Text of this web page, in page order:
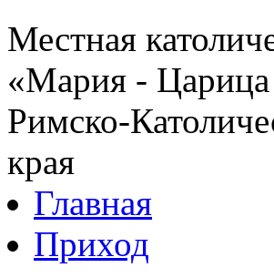
Местная
«Мария -
Римско-
края
Главная
Приход